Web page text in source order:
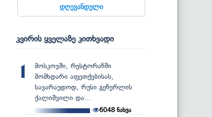
დღევანდელი
კვირის ყველაზე კითხვადი
1
მოსკოვში, რესტორანში
მომხდარი აფეთქებისას,
სავარაუდოდ, რუსი გენერლის
ქალიშვილი და...
6048 ნახვა